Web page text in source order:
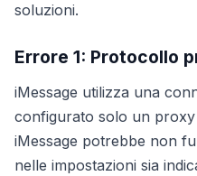
soluzioni.
Errore 1: Protocollo
iMessage utilizza una
configurato solo un
iMessage potrebbe non
nelle impostazioni sia